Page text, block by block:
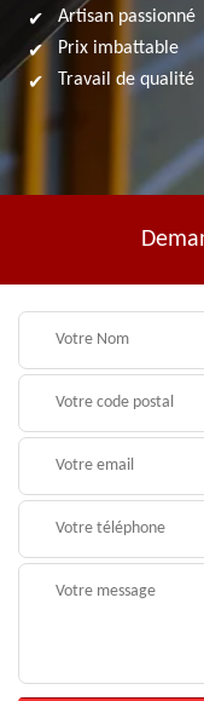
Artisan passionné
Prix imbattable
Travail de qualité